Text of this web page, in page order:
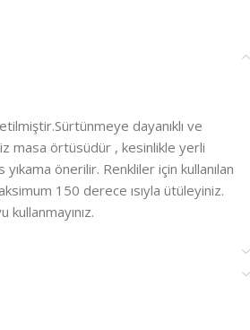
dayanıklı ve
masa örtüsüdür , kesinlikle yerli
önerilir. Renkliler için kullanılan
150 derece ısıyla ütüleyiniz.
kullanmayınız.